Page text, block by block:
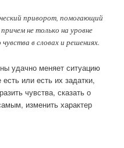
приворот, помогающий
не только на уровне
в словах и решениях.
удачно меняет ситуацию
или есть их задатки,
чувства, сказать о
изменить характер